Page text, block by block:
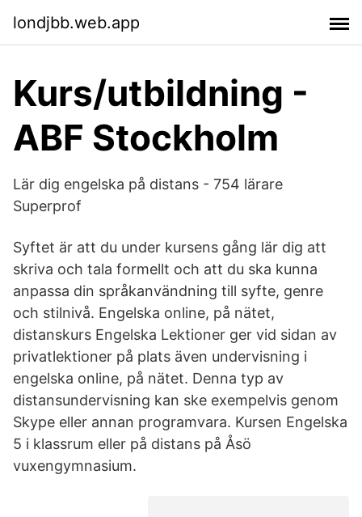
londjbb.web.app
Kurs/utbildning -
ABF Stockholm
Lär dig engelska på distans - 754 lärare
Superprof
Syftet är att du under kursens gång lär dig att
skriva och tala formellt och att du ska kunna
anpassa din språkanvändning till syfte, genre
och stilnivå. Engelska online, på nätet,
distanskurs Engelska Lektioner ger vid sidan av
privatlektioner på plats även undervisning i
engelska online, på nätet. Denna typ av
distansundervisning kan ske exempelvis genom
Skype eller annan programvara. Kursen Engelska
5 i klassrum eller på distans på Åsö
vuxengymnasium.